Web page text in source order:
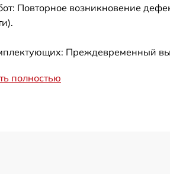
Повторное возникновение
Преждевременный
полностью